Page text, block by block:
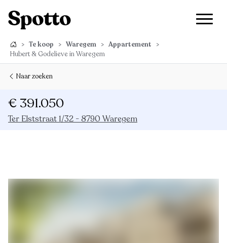
> Te koop > Waregem > Appartement
>
Hubert & Godelieve in Waregem
Naar zoeken
€ 391.050
Ter Elststraat 1/32 - 8790 Waregem